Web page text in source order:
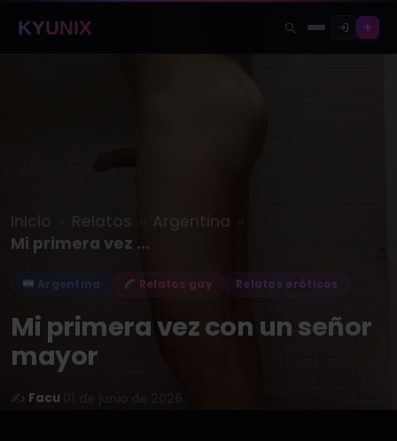
KYUNIX
Inicio Relatos Argentina
Mi primera vez con un señor…
Argentina Relatos gay Relatos eróticos
Mi primera vez con un señor
mayor
✍️ Facu 01 de junio de 2026